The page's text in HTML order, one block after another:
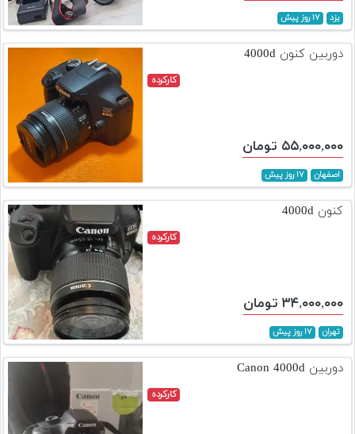
یزد ۱۷ روز پیش
دوربین کنون 4000d
کارکرده
۵۵,۰۰۰,۰۰۰ تومان
اصفهان ۱۷ روز پیش
کنون 4000d
کارکرده
۳۴,۰۰۰,۰۰۰ تومان
تهران ۱۷ روز پیش
دوربین Canon 4000d
کارکرده